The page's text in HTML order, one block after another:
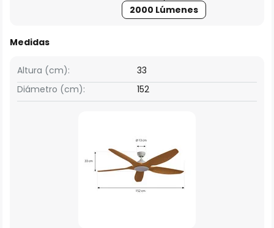
2000 Lúmenes
Medidas
Altura (cm):
33
Diámetro (cm):
152